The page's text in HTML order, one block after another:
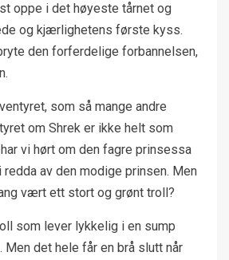
oppe i det høyeste tårnet og
og kjærlighetens første kyss.
den forferdelige forbannelsen,
som så mange andre
om Shrek er ikke helt som
vi hørt om den fagre prinsessa
av den modige prinsen. Men
vært ett stort og grønt troll?
som lever lykkelig i en sump
Men det hele får en brå slutt når